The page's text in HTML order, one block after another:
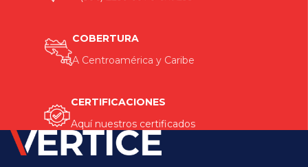
COBERTURA
A Centroamérica y Caribe
CERTIFICACIONES
Aquí nuestros certificados